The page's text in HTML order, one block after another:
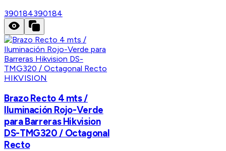
390184390184
HIKVISION
Brazo Recto 4 mts /
Iluminación Rojo-Verde
para Barreras Hikvision
DS-TMG320 / Octagonal
Recto